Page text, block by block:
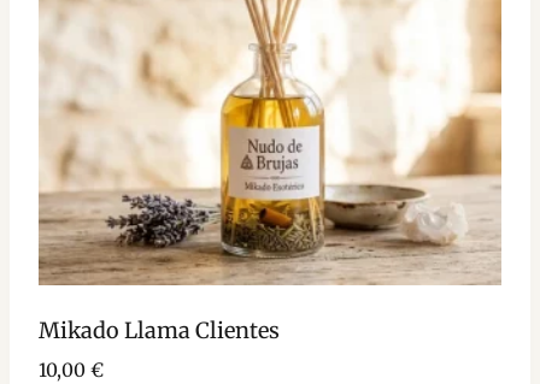
Mikado Llama Clientes
10,00 €